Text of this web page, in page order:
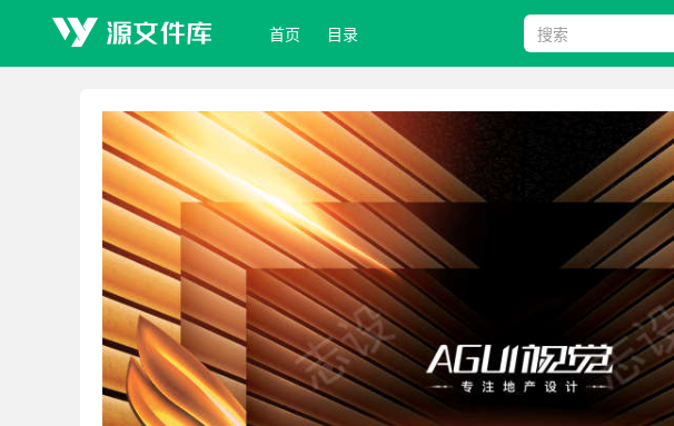
首页 目录